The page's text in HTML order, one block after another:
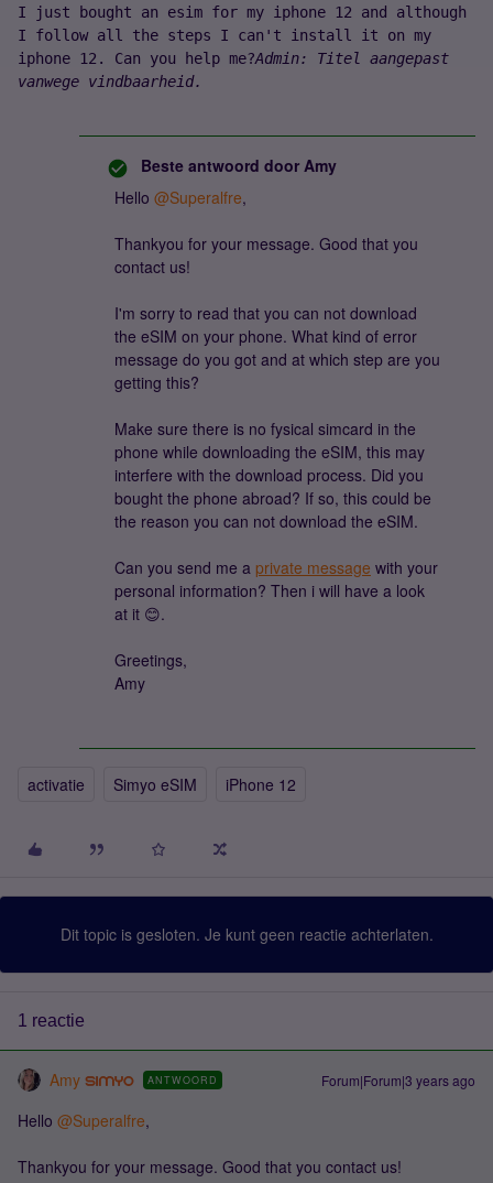
I just bought an esim for my iphone 12 and although
I follow all the steps I can't install it on my
iphone 12. Can you help me?Admin: Titel aangepast
vanwege vindbaarheid.
Beste antwoord door Amy
Hello @Superalfre,
Thankyou for your message. Good that you
contact us!
I'm sorry to read that you can not download
the eSIM on your phone. What kind of error
message do you got and at which step are you
getting this?
Make sure there is no fysical simcard in the
phone while downloading the eSIM, this may
interfere with the download process. Did you
bought the phone abroad? If so, this could be
the reason you can not download the eSIM.
Can you send me a private message with your
personal information? Then i will have a look
at it 😊.
Greetings,
Amy
activatie Simyo eSIM iPhone 12
Dit topic is gesloten. Je kunt geen reactie achterlaten.
1 reactie
Amy ANTWOORD Forum|Forum|3 years ago
Hello @Superalfre,
Thankyou for your message. Good that you contact us!